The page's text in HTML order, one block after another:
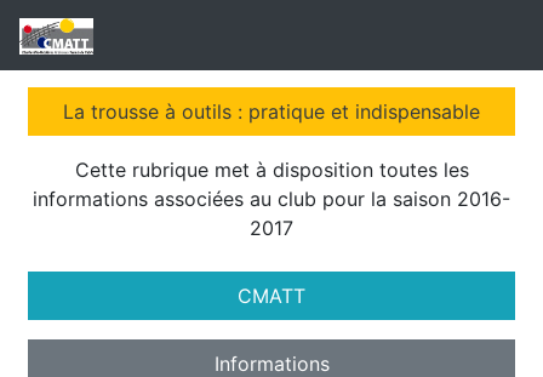
La trousse à outils : pratique et indispensable
Cette rubrique met à disposition toutes les
informations associées au club pour la saison 2016-
2017
CMATT
Informations